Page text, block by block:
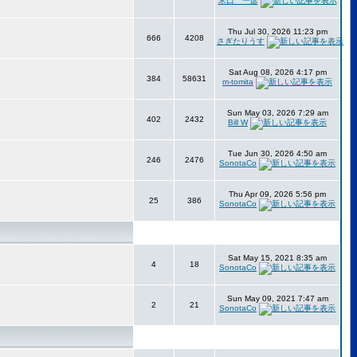
666 4208
Thu Jul 30, 2026 11:23 pm
さぎたりうす
384 58631
Sat Aug 08, 2026 4:17 pm
m-tomita
402 2432
Sun May 03, 2026 7:29 am
Bill W
246 2476
Tue Jun 30, 2026 4:50 am
SonotaCo
25 386
Thu Apr 09, 2026 5:56 pm
SonotaCo
4 18
Sat May 15, 2021 8:35 am
SonotaCo
2 21
Sun May 09, 2021 7:47 am
SonotaCo